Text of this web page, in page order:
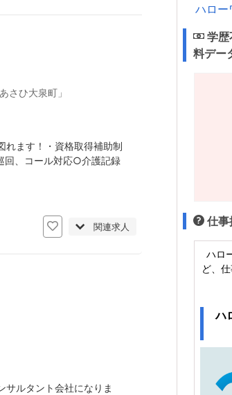
さひ大泉町」
れます！・資格取得補助制
回、コール対応○介護記録
関連求人
サルタント会社になりま
ハロー
学歴
料デー
仕事
ハロ
ど、
ハ